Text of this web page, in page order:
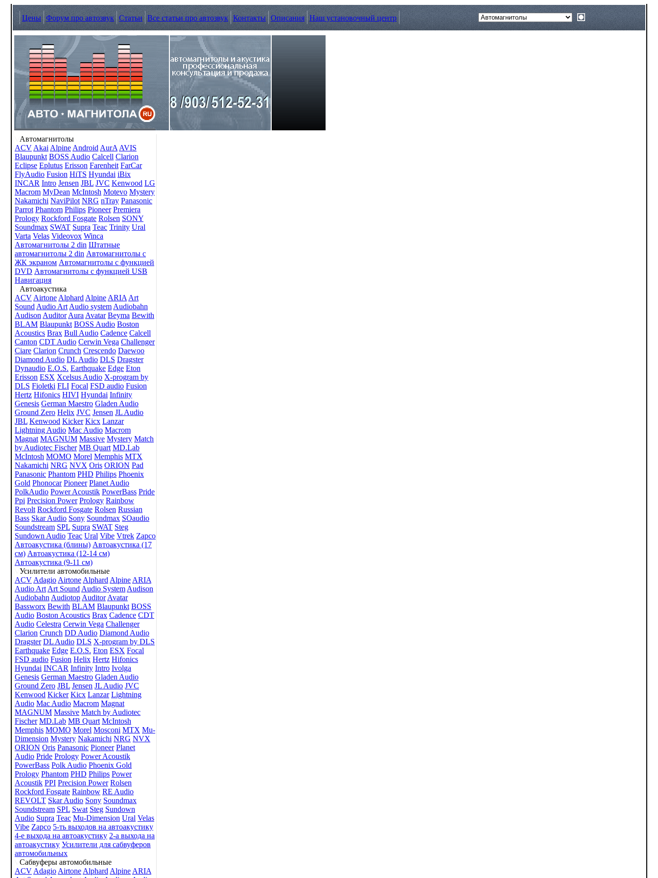
Цены Форум про автозвук Статьи Все статьи про автозвук Контакты Описания Наш установочный центр
Автомагнитолы
ACV Akai Alpine Android AurA AVIS
Blaupunkt BOSS Audio Calcell Clarion
Eclipse Eplutus Erisson Farenheit FarCar
FlyAudio Fusion HiTS Hyundai iBix
INCAR Intro Jensen JBL JVC Kenwood LG
Macrom MyDean McIntosh Motevo Mystery
Nakamichi NaviPilot NRG nTray Panasonic
Parrot Phantom Philips Pioneer Premiera
Prology Rockford Fosgate Rolsen SONY
Soundmax SWAT Supra Teac Trinity Ural
Varta Velas Videovox Winca
Автомагнитолы 2 din Штатные
автомагнитолы 2 din Автомагнитолы с
ЖК экраном Автомагнитолы с функцией
DVD Автомагнитолы с функцией USB
Навигация
Автоакустика
ACV Airtone Alphard Alpine ARIA Art
Sound Audio Art Audio system Audiobahn
Audison Auditor Aura Avatar Beyma Bewith
BLAM Blaupunkt BOSS Audio Boston
Acoustics Brax Bull Audio Cadence Calcell
Canton CDT Audio Cerwin Vega Challenger
Ciare Clarion Crunch Crescendo Daewoo
Diamond Audio DL Audio DLS Dragster
Dynaudio E.O.S. Earthquake Edge Eton
Erisson ESX Xcelsus Audio X-program by
DLS Fioletki FLI Focal FSD audio Fusion
Hertz Hifonics HIVI Hyundai Infinity
Genesis German Maestro Gladen Audio
Ground Zero Helix JVC Jensen JL Audio
JBL Kenwood Kicker Kicx Lanzar
Lightning Audio Mac Audio Macrom
Magnat MAGNUM Massive Mystery Match
by Audiotec Fischer MB Quart MD.Lab
McIntosh MOMO Morel Memphis MTX
Nakamichi NRG NVX Oris ORION Pad
Panasonic Phantom PHD Philips Phoenix
Gold Phonocar Pioneer Planet Audio
PolkAudio Power Acoustik PowerBass Pride
Ppi Precision Power Prology Rainbow
Revolt Rockford Fosgate Rolsen Russian
Bass Skar Audio Sony Soundmax SOaudio
Soundstream SPL Supra SWAT Steg
Sundown Audio Teac Ural Vibe Vtrek Zapco
Автоакустика (блины) Автоакустика (17
см) Автоакустика (12-14 см)
Автоакустика (9-11 см)
Усилители автомобильные
ACV Adagio Airtone Alphard Alpine ARIA
Audio Art Art Sound Audio System Audison
Audiobahn Audiotop Auditor Avatar
Bassworx Bewith BLAM Blaupunkt BOSS
Audio Boston Acoustics Brax Cadence CDT
Audio Celestra Cerwin Vega Challenger
Clarion Crunch DD Audio Diamond Audio
Dragster DL Audio DLS X-program by DLS
Earthquake Edge E.O.S. Eton ESX Focal
FSD audio Fusion Helix Hertz Hifonics
Hyundai INCAR Infinity Intro Ivolga
Genesis German Maestro Gladen Audio
Ground Zero JBL Jensen JL Audio JVC
Kenwood Kicker Kicx Lanzar Lightning
Audio Mac Audio Macrom Magnat
MAGNUM Massive Match by Audiotec
Fischer MD.Lab MB Quart McIntosh
Memphis MOMO Morel Mosconi MTX Mu-
Dimension Mystery Nakamichi NRG NVX
ORION Oris Panasonic Pioneer Planet
Audio Pride Prology Power Acoustik
PowerBass Polk Audio Phoenix Gold
Prology Phantom PHD Philips Power
Acoustik PPI Precision Power Rolsen
Rockford Fosgate Rainbow RE Audio
REVOLT Skar Audio Sony Soundmax
Soundstream SPL Swat Steg Sundown
Audio Supra Teac Mu-Dimension Ural Velas
Vibe Zapco 5-ть выходов на автоакустику
4-е выхода на автоакустику 2-а выхода на
автоакустику Усилители для сабвуферов
автомобильных
Сабвуферы автомобильные
ACV Adagio Airtone Alphard Alpine ARIA